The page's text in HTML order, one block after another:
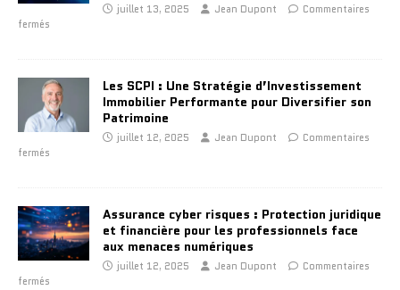
juillet 13, 2025 Jean Dupont
Commentaires
fermés
Les SCPI : Une Stratégie d’Investissement
Immobilier Performante pour Diversifier son
Patrimoine
juillet 12, 2025 Jean Dupont
Commentaires
fermés
Assurance cyber risques : Protection juridique
et financière pour les professionnels face
aux menaces numériques
juillet 12, 2025 Jean Dupont
Commentaires
fermés